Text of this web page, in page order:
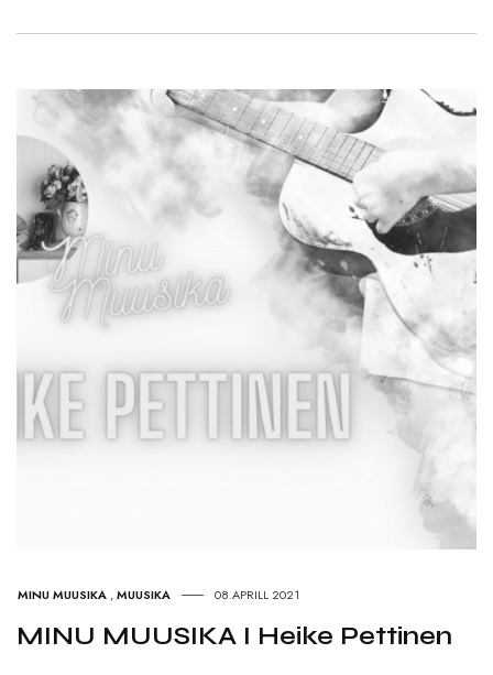
MINU MUUSIKA ,MUUSIKA 08.APRILL 2021
MINU MUUSIKA I Heike Pettinen